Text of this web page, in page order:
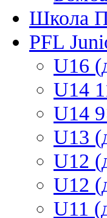
Школа
PFL
U16
U14
U14
U13
U12
U12
U11